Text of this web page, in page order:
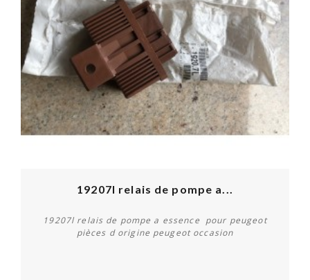
19207l relais de pompe a...
19207l relais de pompe a essence pour peugeot
pièces d origine peugeot occasion